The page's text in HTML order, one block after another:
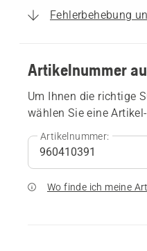
Fehlerbehebung
Artikelnummer
Um Ihnen die richtige
wählen Sie eine
Artikelnummer:
Wo finde ich meine